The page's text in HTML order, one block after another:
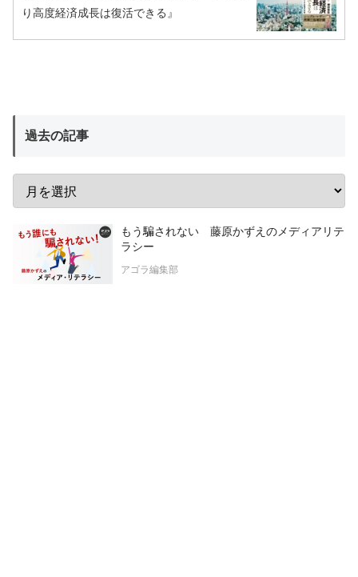
り高度経済成長は復活できる』
過去の記事
もう騙されない 藤原かずえのメディアリテ
ラシー
アゴラ編集部